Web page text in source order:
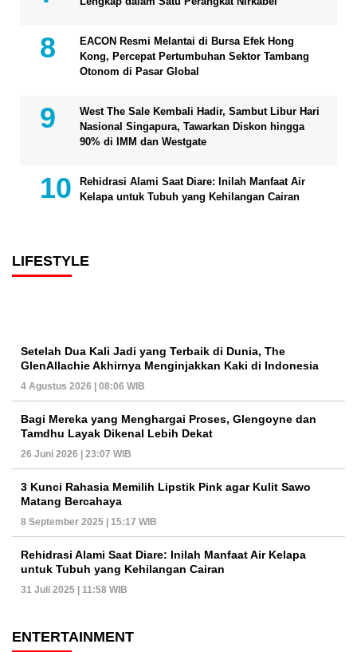
EACON Resmi Melantai di Bursa Efek Hong
Kong, Percepat Pertumbuhan Sektor Tambang
Otonom di Pasar Global
West The Sale Kembali Hadir, Sambut Libur Hari
Nasional Singapura, Tawarkan Diskon hingga
90% di IMM dan Westgate
Rehidrasi Alami Saat Diare: Inilah Manfaat Air
Kelapa untuk Tubuh yang Kehilangan Cairan
LIFESTYLE
Setelah Dua Kali Jadi yang Terbaik di Dunia, The
GlenAllachie Akhirnya Menginjakkan Kaki di Indonesia
4 Agustus 2026 | 08:06 WIB
Bagi Mereka yang Menghargai Proses, Glengoyne dan
Tamdhu Layak Dikenal Lebih Dekat
26 Juni 2026 | 23:07 WIB
3 Kunci Rahasia Memilih Lipstik Pink agar Kulit Sawo
Matang Bercahaya
8 September 2025 | 15:17 WIB
Rehidrasi Alami Saat Diare: Inilah Manfaat Air Kelapa
untuk Tubuh yang Kehilangan Cairan
31 Juli 2025 | 11:58 WIB
ENTERTAINMENT